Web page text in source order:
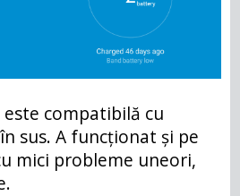
compatibilă cu
sus. A funcționat și pe
mici probleme uneori,